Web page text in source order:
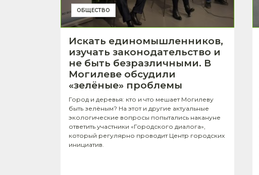
ОБЩЕСТВО
Искать единомышленников,
изучать законодательство и
не быть безразличными. В
Могилеве обсудили
«зелёные» проблемы
Город и деревья: кто и что мешает Могилеву
быть зелёным? На этот и другие актуальные
экологические вопросы попытались накануне
ответить участники «Городского диалога»,
который регулярно проводит Центр городских
инициатив.